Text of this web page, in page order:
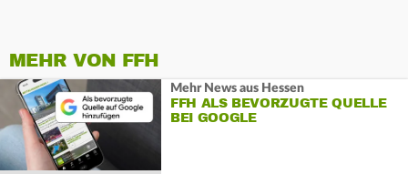
MEHR VON FFH
Mehr News aus Hessen
FFH ALS BEVORZUGTE QUELLE
BEI GOOGLE